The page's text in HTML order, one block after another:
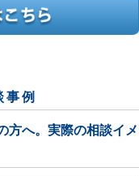
例
方へ。実際の相談イメ